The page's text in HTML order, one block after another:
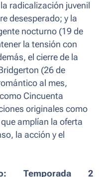
radicalización juvenil
desesperado; y la
nocturno (19 de
la tensión con
el cierre de la
(26 de
al mes,
Cincuenta
originales como
que amplían la oferta
la acción y el
Temporada 2